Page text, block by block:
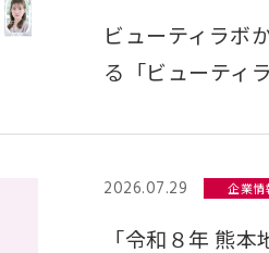
ビューティラボ
る「ビューティ
2026.07.29 企業情
「令和８年 熊